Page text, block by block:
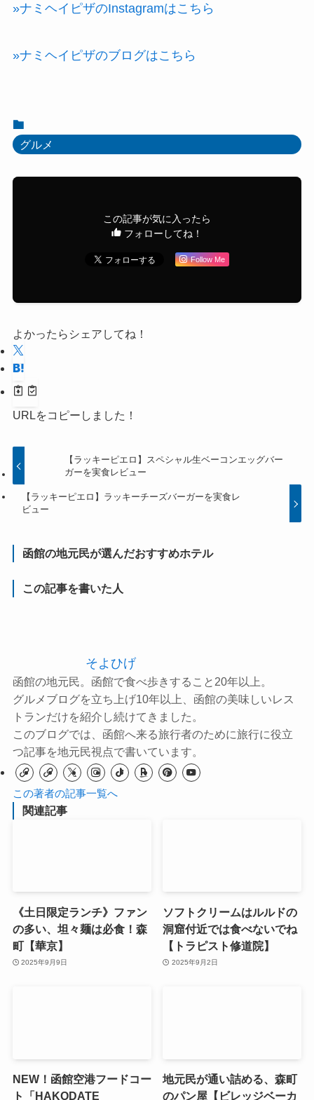
»ナミヘイピザのInstagramはこちら
»ナミヘイピザのブログはこちら
グルメ
この記事が気に入ったら
フォローしてね！
Follow Me
よかったらシェアしてね！
URLをコピーしました！
【ラッキーピエロ】スペシャル生ベーコンエッグバー
ガーを実食レビュー
【ラッキーピエロ】ラッキーチーズバーガーを実食レ
ビュー
函館の地元民が選んだおすすめホテル
この記事を書いた人
そよひげ
函館の地元民。函館で食べ歩きすること20年以上。
グルメブログを立ち上げ10年以上、函館の美味しいレス
トランだけを紹介し続けてきました。
このブログでは、函館へ来る旅行者のために旅行に役立
つ記事を地元民視点で書いています。
この著者の記事一覧へ
関連記事
《土日限定ランチ》ファン
の多い、坦々麺は必食！森
町【華京】
2025年9月9日
ソフトクリームはルルドの
洞窟付近では食べないでね
【トラピスト修道院】
2025年9月2日
NEW！函館空港フードコー
ト「HAKODATE
地元民が通い詰める、森町
のパン屋【ビレッジベーカ